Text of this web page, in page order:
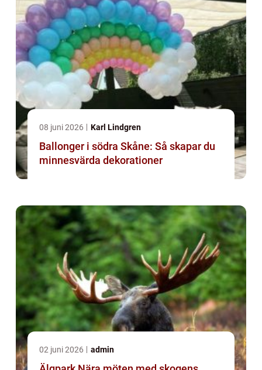
08 juni 2026 Karl Lindgren
Ballonger i södra Skåne: Så skapar du
minnesvärda dekorationer
02 juni 2026 admin